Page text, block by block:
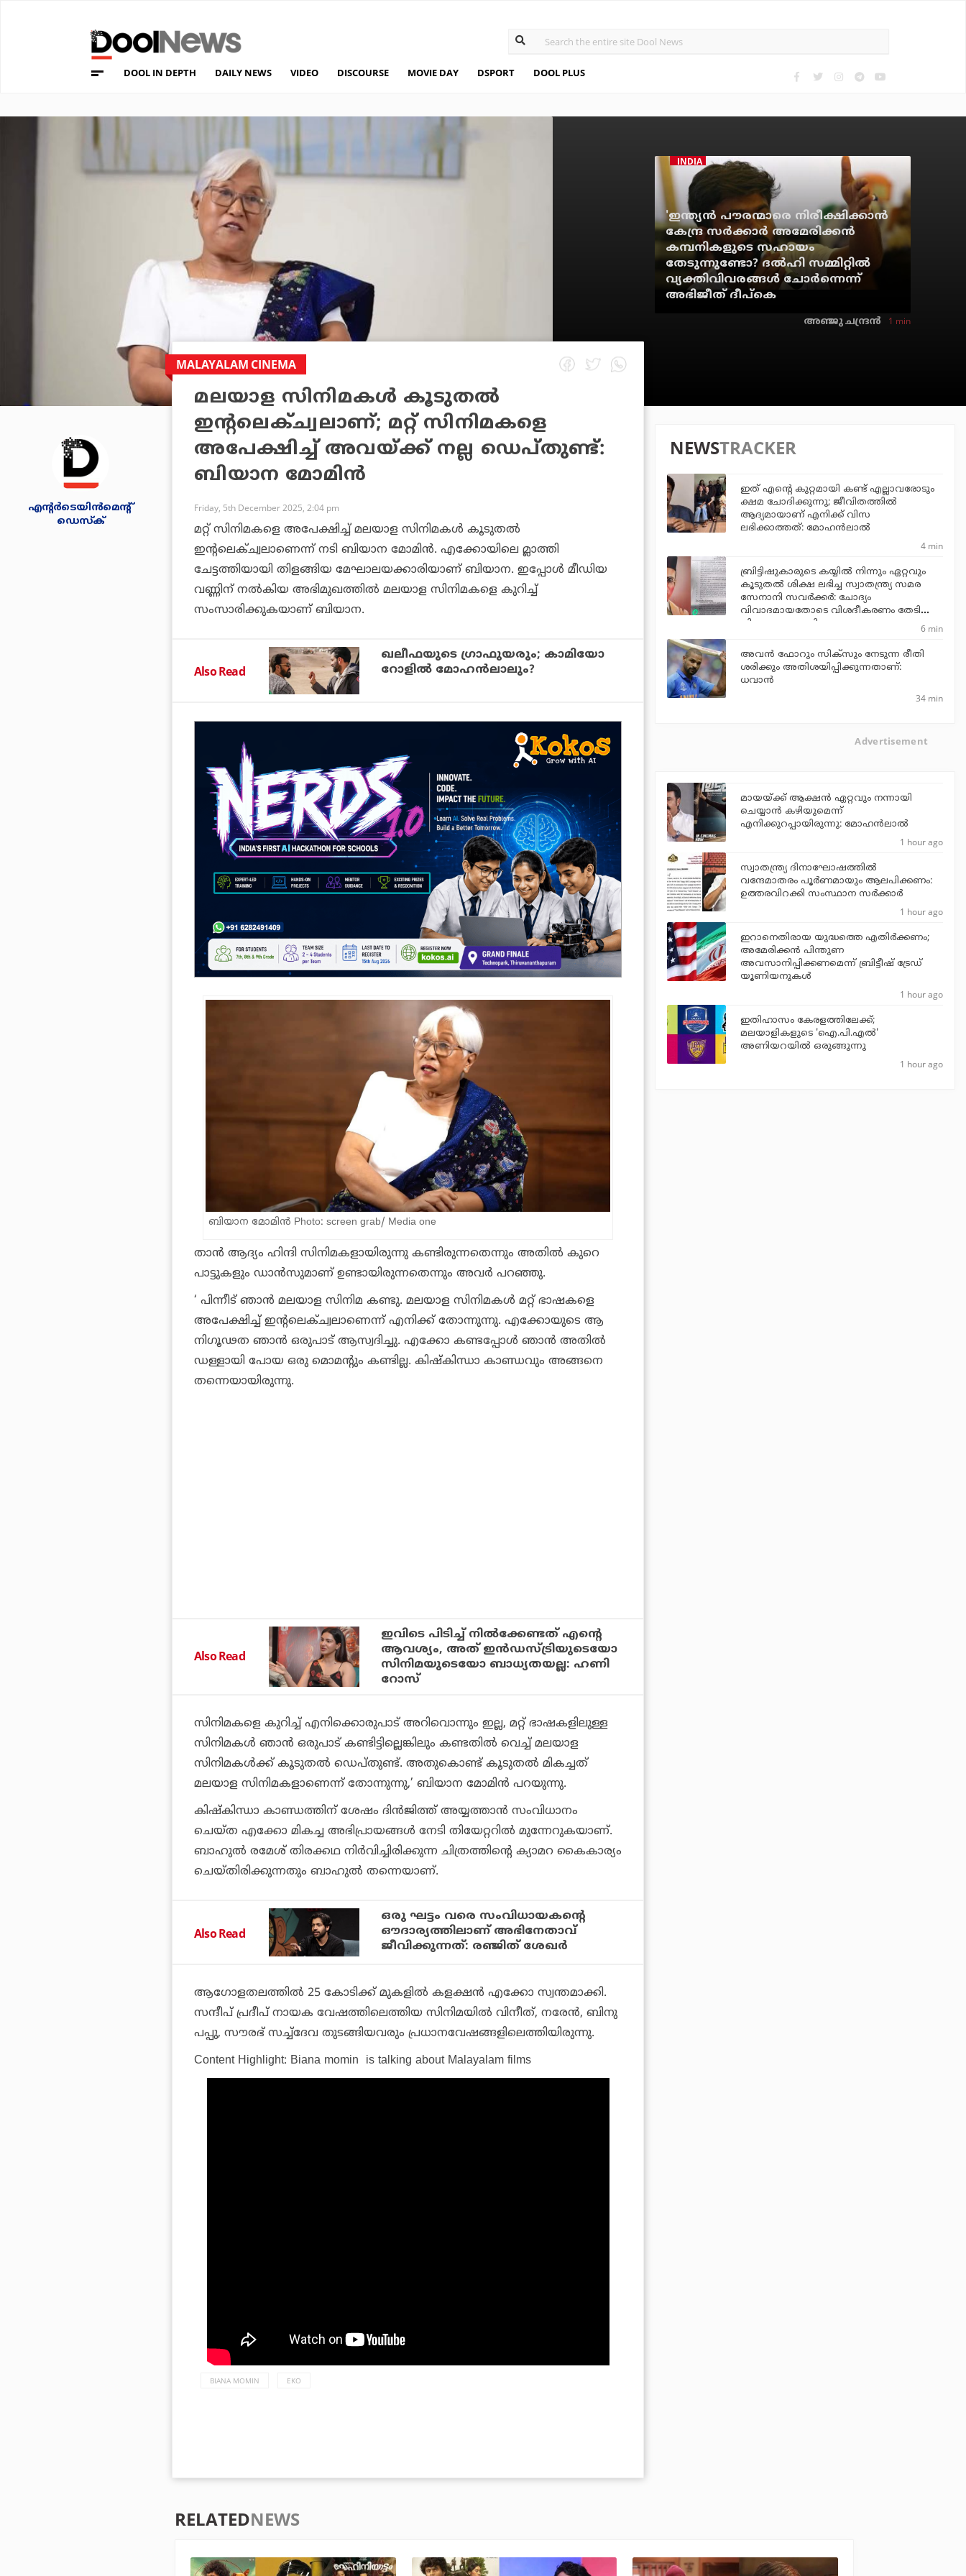
DOOL IN DEPTH DAILY NEWS VIDEO DISCOURSE MOVIE DAY DSPORT DOOL PLUS
INDIA
'ഇന്ത്യന്‍ പൗരന്മാരെ നിരീക്ഷിക്കാന്‍
കേന്ദ്ര സര്‍ക്കാര്‍ അമേരിക്കന്‍
കമ്പനികളുടെ സഹായം
തേടുന്നുണ്ടോ? ദല്‍ഹി സമ്മിറ്റില്‍
വ്യക്തിവിവരങ്ങള്‍ ചോര്‍ന്നെന്ന്
അഭിജീത് ദീപ്‌കെ
അഞ്ജു ചന്ദ്രന്‍ 1 min
എന്റര്‍ടെയിന്‍മെന്റ്
ഡെസ്‌ക്
MALAYALAM CINEMA
മലയാള സിനിമകള്‍ കൂടുതല്‍
ഇന്റലെക്ച്വലാണ്; മറ്റ് സിനിമകളെ
അപേക്ഷിച്ച് അവയ്ക്ക് നല്ല ഡെപ്തുണ്ട്:
ബിയാന മോമിന്‍
Friday, 5th December 2025, 2:04 pm
മറ്റ് സിനിമകളെ അപേക്ഷിച്ച് മലയാള സിനിമകള്‍ കൂടുതല്‍
ഇന്റലെക്ച്വലാണെന്ന് നടി ബിയാന മോമിന്‍. എക്കോയിലെ മ്ലാത്തി
ചേട്ടത്തിയായി തിളങ്ങിയ മേഘാലയക്കാരിയാണ് ബിയാന. ഇപ്പോള്‍ മീഡിയ
വണ്ണിന് നല്‍കിയ അഭിമുഖത്തില്‍ മലയാള സിനിമകളെ കുറിച്ച്
സംസാരിക്കുകയാണ് ബിയാന.
Also Read
ഖലീഫയുടെ ഗ്രാഫുയരും; കാമിയോ
റോളില്‍ മോഹന്‍ലാലും?
ബിയാന മോമിന്‍ Photo: screen grab/ Media one
താന്‍ ആദ്യം ഹിന്ദി സിനിമകളായിരുന്നു കണ്ടിരുന്നതെന്നും അതില്‍ കുറെ
പാട്ടുകളും ഡാന്‍സുമാണ് ഉണ്ടായിരുന്നതെന്നും അവര്‍ പറഞ്ഞു.
‘ പിന്നീട് ഞാന്‍ മലയാള സിനിമ കണ്ടു. മലയാള സിനിമകള്‍ മറ്റ് ഭാഷകളെ
അപേക്ഷിച്ച് ഇന്റലെക്ച്വലാണെന്ന് എനിക്ക് തോന്നുന്നു. എക്കോയുടെ ആ
നിഗൂഢത ഞാന്‍ ഒരുപാട് ആസ്വദിച്ചു. എക്കോ കണ്ടപ്പോള്‍ ഞാന്‍ അതില്‍
ഡള്ളായി പോയ ഒരു മൊമന്റും കണ്ടില്ല. കിഷ്‌കിന്ധാ കാണ്ഡവും അങ്ങനെ
തന്നെയായിരുന്നു.
Also Read
ഇവിടെ പിടിച്ച് നില്‍ക്കേണ്ടത് എന്റെ
ആവശ്യം, അത് ഇന്‍ഡസ്ട്രിയുടെയോ
സിനിമയുടെയോ ബാധ്യതയല്ല: ഹണി
റോസ്
സിനിമകളെ കുറിച്ച് എനിക്കൊരുപാട് അറിവൊന്നും ഇല്ല, മറ്റ് ഭാഷകളിലുള്ള
സിനിമകള്‍ ഞാന്‍ ഒരുപാട് കണ്ടിട്ടില്ലെങ്കിലും കണ്ടതില്‍ വെച്ച് മലയാള
സിനിമകള്‍ക്ക് കൂടുതല്‍ ഡെപ്തുണ്ട്. അതുകൊണ്ട് കൂടുതല്‍ മികച്ചത്
മലയാള സിനിമകളാണെന്ന് തോന്നുന്നു,’ ബിയാന മോമിന്‍ പറയുന്നു.
കിഷ്‌കിന്ധാ കാണ്ഡത്തിന് ശേഷം ദിന്‍ജിത്ത് അയ്യത്താന്‍ സംവിധാനം
ചെയ്ത എക്കോ മികച്ച അഭിപ്രായങ്ങള്‍ നേടി തിയേറ്ററില്‍ മുന്നേറുകയാണ്.
ബാഹുല്‍ രമേശ് തിരക്കഥ നിര്‍വിച്ചിരിക്കുന്ന ചിത്രത്തിന്റെ ക്യാമറ കൈകാര്യം
ചെയ്തിരിക്കുന്നതും ബാഹുല്‍ തന്നെയാണ്.
Also Read
ഒരു ഘട്ടം വരെ സംവിധായകന്റെ
ഔദാര്യത്തിലാണ് അഭിനേതാവ്
ജീവിക്കുന്നത്: രഞ്ജിത് ശേഖര്‍
ആഗോളതലത്തില്‍ 25 കോടിക്ക് മുകളില്‍ കളക്ഷന്‍ എക്കോ സ്വന്തമാക്കി.
സന്ദീപ് പ്രദീപ് നായക വേഷത്തിലെത്തിയ സിനിമയില്‍ വിനീത്, നരേന്‍, ബിനു
പപ്പു, സൗരഭ് സച്ച്‌ദേവ തുടങ്ങിയവരും പ്രധാനവേഷങ്ങളിലെത്തിയിരുന്നു.
Content Highlight: Biana momin is talking about Malayalam films
BIANA MOMIN EKO
NEWSTRACKER
ഇത് എന്റെ കുറ്റമായി കണ്ട് എല്ലാവരോടും
ക്ഷമ ചോദിക്കുന്നു; ജീവിതത്തിൽ
ആദ്യമായാണ് എനിക്ക് വിസ
ലഭിക്കാത്തത്: മോഹൻലാൽ
4 min
ബ്രിട്ടിഷുകാരുടെ കയ്യില്‍ നിന്നും ഏറ്റവും
കൂടുതല്‍ ശിക്ഷ ലഭിച്ച സ്വാതന്ത്ര്യ സമര
സേനാനി സവര്‍ക്കര്‍: ചോദ്യം
വിവാദമായതോടെ വിശദീകരണം തേടി
വിദ്യാഭ്യാസ മന്ത്രി
6 min
അവന്‍ ഫോറും സിക്സും നേടുന്ന രീതി
ശരിക്കും അതിശയിപ്പിക്കുന്നതാണ്:
ധവാന്‍
34 min
Advertisement
മായയ്ക്ക് ആക്ഷന്‍ ഏറ്റവും നന്നായി
ചെയ്യാന്‍ കഴിയുമെന്ന്
എനിക്കുറപ്പായിരുന്നു: മോഹന്‍ലാല്‍
1 hour ago
സ്വാതന്ത്ര്യ ദിനാഘോഷത്തില്‍
വന്ദേമാതരം പൂര്‍ണമായും ആലപിക്കണം:
ഉത്തരവിറക്കി സംസ്ഥാന സര്‍ക്കാര്‍
1 hour ago
ഇറാനെതിരായ യുദ്ധത്തെ എതിര്‍ക്കണം;
അമേരിക്കന്‍ പിന്തുണ
അവസാനിപ്പിക്കണമെന്ന് ബ്രിട്ടീഷ് ട്രേഡ്
യൂണിയനുകള്‍
1 hour ago
ഇതിഹാസം കേരളത്തിലേക്ക്;
മലയാളികളുടെ 'ഐ.പി.എല്‍'
അണിയറയില്‍ ഒരുങ്ങുന്നു
1 hour ago
RELATEDNEWS